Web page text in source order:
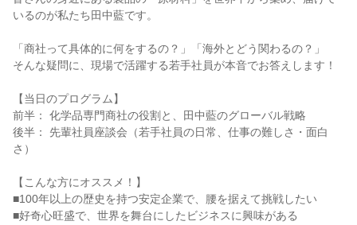
いるのが私たち田中藍です。
「商社って具体的に何をするの？」「海外とどう関わるの？」
そんな疑問に、現場で活躍する若手社員が本音でお答えします！
【当日のプログラム】
前半： 化学品専門商社の役割と、田中藍のグローバル戦略
後半： 先輩社員座談会（若手社員の日常、仕事の難しさ・面白
さ）
【こんな方にオススメ！】
■100年以上の歴史を持つ安定企業で、腰を据えて挑戦したい
■好奇心旺盛で、世界を舞台にしたビジネスに興味がある